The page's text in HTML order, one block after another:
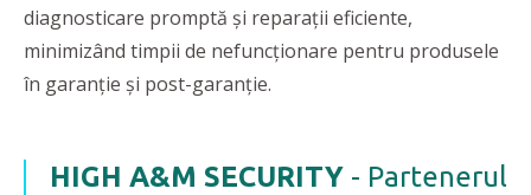
diagnosticare promptă și reparații eficiente,
minimizând timpii de nefuncționare pentru produsele
în garanție și post-garanție.
HIGH A&M SECURITY - Partenerul